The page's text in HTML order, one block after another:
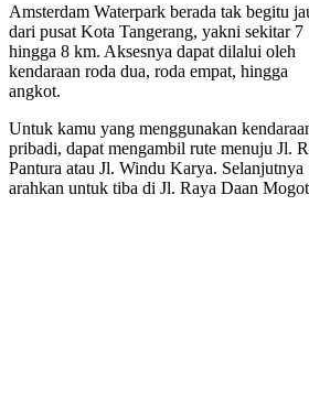
Amsterdam Waterpark berada tak begitu
dari pusat Kota Tangerang, yakni sekitar 7
hingga 8 km. Aksesnya dapat dilalui oleh
kendaraan roda dua, roda empat, hingga
angkot.
Untuk kamu yang menggunakan
pribadi, dapat mengambil rute menuju Jl.
Pantura atau Jl. Windu Karya. Selanjutnya
arahkan untuk tiba di Jl. Raya Daan